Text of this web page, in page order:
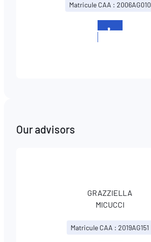
Matricule CAA : 2006AG010
Our advisors
GRAZZIELLA
MICUCCI
Matricule CAA : 2019AG151